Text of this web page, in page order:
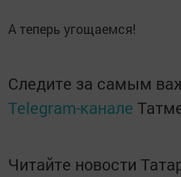
А теперь угощаемся!
Следите за самым
Telegram-канале
Читайте новости